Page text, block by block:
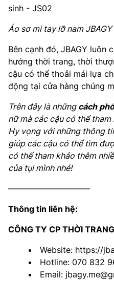
Áo sơ mi tay lỡ nam
Bên cạnh đó, JBAGY luôn
hướng thời trang, thời
cậu có thể thoải mái lựa
động tại cửa hàng chúng
Trên đây là những cách
nữ mà các cậu có thể
Hy vọng với những thông
giúp các cậu có thể tìm
có thể tham khảo thêm
của tụi mình nhé!
——————————
Thông tin liên hệ:
CÔNG TY CP THỜI
Website: https://
Hotline: 070 832
Email: